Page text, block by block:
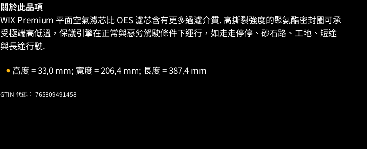
關於此品項
WIX Premium 平面空氣濾芯比 OES 濾芯含有更多過濾介質. 高撕裂強度的聚氨酯密封圈可承
受極端高低溫，保護引擎在正常與惡劣駕駛條件下運行，如走走停停、砂石路、工地、短途
與長途行駛.
高度 = 33,0 mm; 寬度 = 206,4 mm; 長度 = 387,4 mm
GTIN 代碼： 765809491458